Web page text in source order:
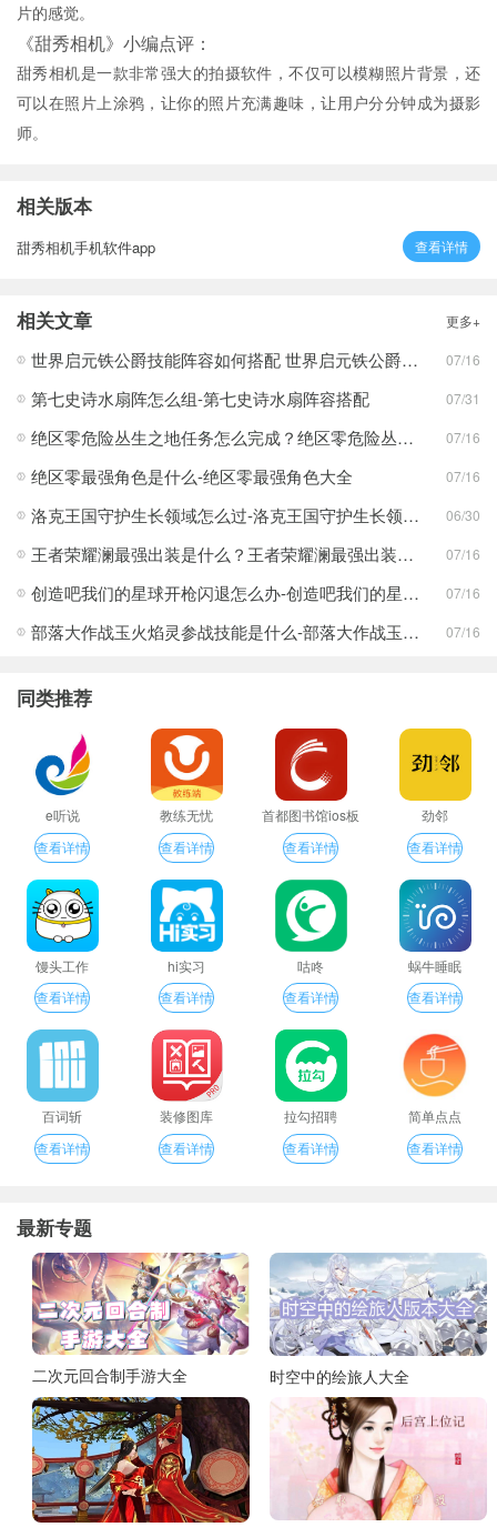
片的感觉。
《甜秀相机》小编点评：
甜秀相机是一款非常强大的拍摄软件，不仅可以模糊照片背景，还
可以在照片上涂鸦，让你的照片充满趣味，让用户分分钟成为摄影
师。
相关版本
甜秀相机手机软件app 查看详情
相关文章 更多+
世界启元铁公爵技能阵容如何搭配 世界启元铁公爵技能阵容搭配合集 07/16
第七史诗水扇阵怎么组-第七史诗水扇阵容搭配 07/31
绝区零危险丛生之地任务怎么完成？绝区零危险丛生之地任务完成攻略 07/16
绝区零最强角色是什么-绝区零最强角色大全 07/16
洛克王国守护生长领域怎么过-洛克王国守护生长领域通关攻略 06/30
王者荣耀澜最强出装是什么？王者荣耀澜最强出装分享 07/16
创造吧我们的星球开枪闪退怎么办-创造吧我们的星球开枪闪退合集 07/16
部落大作战玉火焰灵参战技能是什么-部落大作战玉火焰灵参战技能合集 07/16
同类推荐
e听说
查看详情
教练无忧
查看详情
首都图书馆ios板
查看详情
劲邻
查看详情
馒头工作
查看详情
hi实习
查看详情
咕咚
查看详情
蜗牛睡眠
查看详情
百词斩
查看详情
装修图库
查看详情
拉勾招聘
查看详情
简单点点
查看详情
最新专题
二次元回合制手游大全 时空中的绘旅人大全